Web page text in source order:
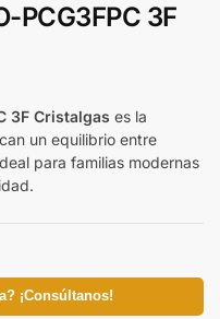
PCG3FPC 3F
3F Cristalgas es la
un equilibrio entre
para familias modernas
¡Consúltanos!